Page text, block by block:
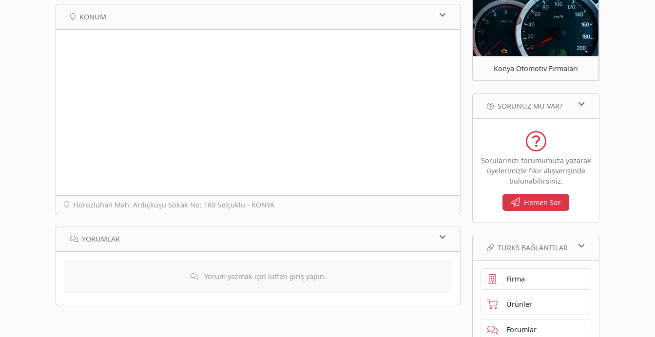
KONUM
Horozluhan Mah. Ardıçkuşu Sokak No: 160 Selçuklu - KONYA
YORUMLAR
Yorum yazmak için lütfen giriş yapın.
Konya Otomotiv Firmaları
SORUNUZ MU VAR?
Sorularınızı forumumuza yazarak
üyelerimizle fikir alışverişinde
bulunabilirsiniz.
Hemen Sor
TURK5 BAĞLANTILAR
Firma
Ürünler
Forumlar